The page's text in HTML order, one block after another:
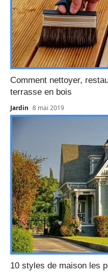
Comment nettoyer,
terrasse en bois
Jardin 8 mai 2019
10 styles de maison les